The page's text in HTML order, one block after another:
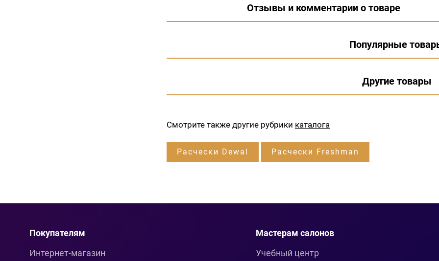
Отзывы и комментарии о товаре
Популярные
Другие товары
Смотрите также другие рубрики каталога
Расчески Dewal Расчески Freshman
Покупателям
Интернет-магазин
Мастерам салонов
Учебный центр